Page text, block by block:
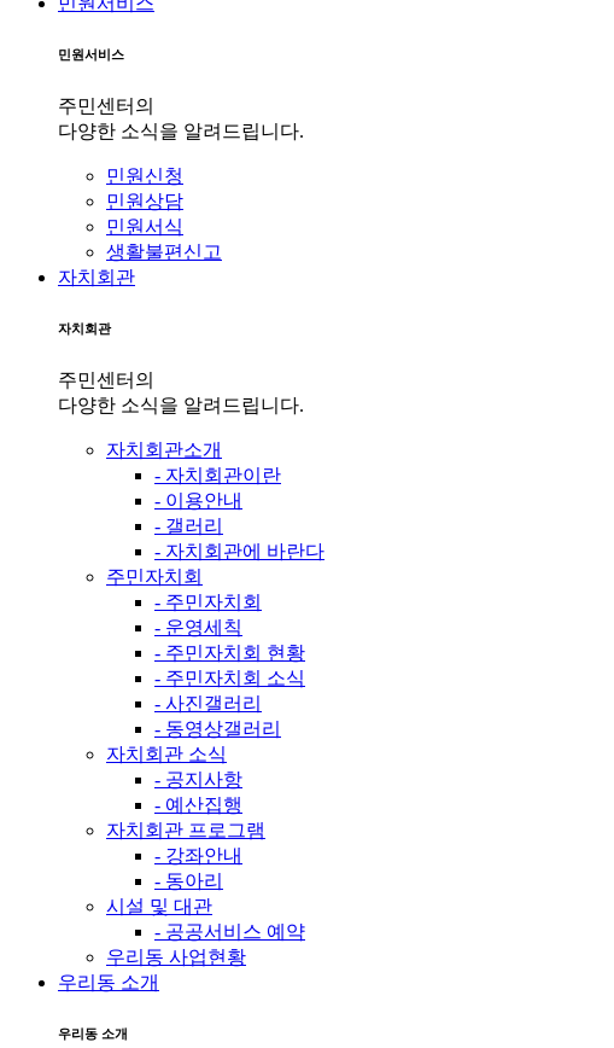
민원서비스
주민센터의
다양한 소식을 알려드립니다.
민원신청
민원상담
민원서식
생활불편신고
자치회관
자치회관
주민센터의
다양한 소식을 알려드립니다.
자치회관소개
- 자치회관이란
- 이용안내
- 갤러리
- 자치회관에 바란다
주민자치회
- 주민자치회
- 운영세칙
- 주민자치회 현황
- 주민자치회 소식
- 사진갤러리
- 동영상갤러리
자치회관 소식
- 공지사항
- 예산집행
자치회관 프로그램
- 강좌안내
- 동아리
시설 및 대관
- 공공서비스 예약
우리동 사업현황
우리동 소개
우리동 소개